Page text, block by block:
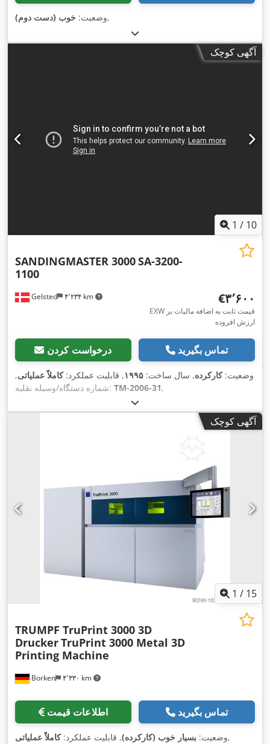
وضعیت: خوب (دست دوم) ,
آگهی کوچک
1 / 10
Gelsted ۴٬۲۳۴ km
SANDINGMASTER 3000SA-3200-
1100
‎€۳٬۶۰۰
EXW قیمت ثابت به اضافه مالیات بر
ارزش افزوده
درخواست کردن تماس بگیرید
وضعیت:کارکرده, سال ساخت: ۱۹۹۵, قابلیت عملکرد:کاملاً عملیاتی,
شماره دستگاه/وسیله نقلیه: TM-2006-31,
آگهی کوچک
1 / 15
Borken ۴٬۳۳۰ km
TRUMPF TruPrint 3000 3D
DruckerTruPrint 3000 Metal 3D
Printing Machine
اطلاعات قیمت تماس بگیرید
وضعیت: بسیار خوب (کارکرده), قابلیت عملکرد:کاملاً عملیاتی ,